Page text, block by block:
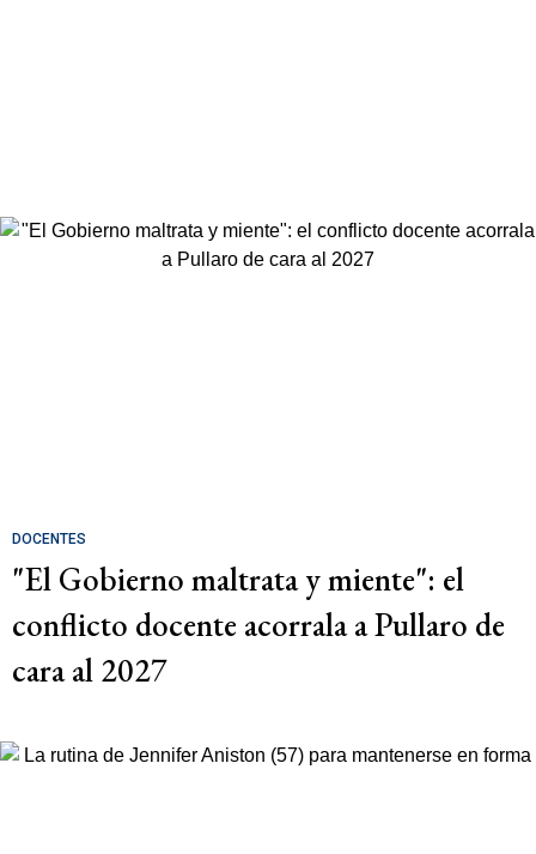
DOCENTES
"El Gobierno maltrata y miente": el
conflicto docente acorrala a Pullaro de
cara al 2027